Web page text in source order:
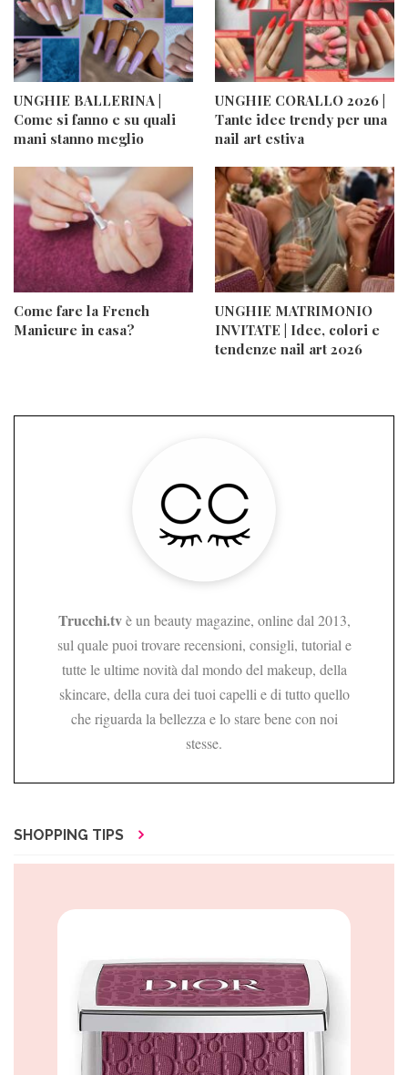
UNGHIE BALLERINA |
Come si fanno e su quali
mani stanno meglio
UNGHIE CORALLO 2026 |
Tante idee trendy per una
nail art estiva
Come fare la French
Manicure in casa?
UNGHIE MATRIMONIO
INVITATE | Idee, colori e
tendenze nail art 2026
Trucchi.tvè un beauty magazine, online dal 2013,
sul quale puoi trovare recensioni, consigli, tutorial e
tutte le ultime novità dal mondo del makeup, della
skincare, della cura dei tuoi capelli e di tutto quello
che riguarda la bellezza e lo stare bene con noi
stesse.
SHOPPING TIPS